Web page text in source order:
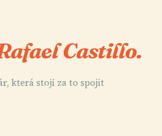
Castillo.
která stojí za to spojit
PLACE